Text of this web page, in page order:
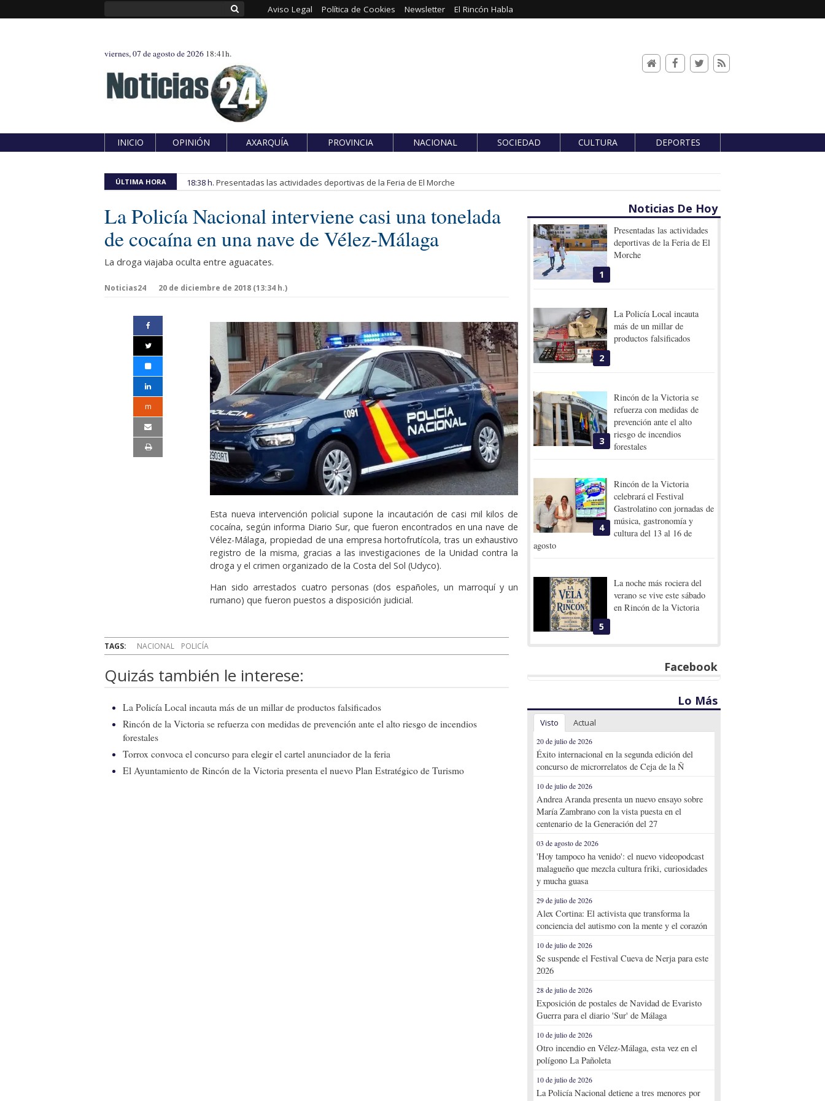
Aviso Legal Política de Cookies Newsletter El Rincón Habla
viernes, 07 de agosto de 2026 18:41h.
INICIO OPINIÓN AXARQUÍA PROVINCIA NACIONAL SOCIEDAD CULTURA DEPORTES
ÚLTIMA HORA 18:38 h. Presentadas las actividades deportivas de la Feria de El Morche
La Policía Nacional interviene casi una tonelada
de cocaína en una nave de Vélez-Málaga
La droga viajaba oculta entre aguacates.
Noticias24 20 de diciembre de 2018 (13:34 h.)
m
Esta nueva intervención policial supone la incautación de casi mil kilos de
cocaína, según informa Diario Sur, que fueron encontrados en una nave de
Vélez-Málaga, propiedad de una empresa hortofrutícola, tras un exhaustivo
registro de la misma, gracias a las investigaciones de la Unidad contra la
droga y el crimen organizado de la Costa del Sol (Udyco).
Han sido arrestados cuatro personas (dos españoles, un marroquí y un
rumano) que fueron puestos a disposición judicial.
TAGS: NACIONAL POLICÍA
Quizás también le interese:
La Policía Local incauta más de un millar de productos falsificados
Rincón de la Victoria se refuerza con medidas de prevención ante el alto riesgo de incendios
forestales
Torrox convoca el concurso para elegir el cartel anunciador de la feria
El Ayuntamiento de Rincón de la Victoria presenta el nuevo Plan Estratégico de Turismo
Noticias De Hoy
1
Presentadas las actividades
deportivas de la Feria de El
Morche
2
La Policía Local incauta
más de un millar de
productos falsificados
3
Rincón de la Victoria se
refuerza con medidas de
prevención ante el alto
riesgo de incendios
forestales
4
Rincón de la Victoria
celebrará el Festival
Gastrolatino con jornadas de
música, gastronomía y
cultura del 13 al 16 de
agosto
5
La noche más rociera del
verano se vive este sábado
en Rincón de la Victoria
Facebook
Lo Más
Visto Actual
20 de julio de 2026
Éxito internacional en la segunda edición del
concurso de microrrelatos de Ceja de la Ñ
10 de julio de 2026
Andrea Aranda presenta un nuevo ensayo sobre
María Zambrano con la vista puesta en el
centenario de la Generación del 27
03 de agosto de 2026
'Hoy tampoco ha venido': el nuevo videopodcast
malagueño que mezcla cultura friki, curiosidades
y mucha guasa
29 de julio de 2026
Alex Cortina: El activista que transforma la
conciencia del autismo con la mente y el corazón
10 de julio de 2026
Se suspende el Festival Cueva de Nerja para este
2026
28 de julio de 2026
Exposición de postales de Navidad de Evaristo
Guerra para el diario 'Sur' de Málaga
10 de julio de 2026
Otro incendio en Vélez-Málaga, esta vez en el
polígono La Pañoleta
10 de julio de 2026
La Policía Nacional detiene a tres menores por